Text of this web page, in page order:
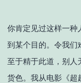
你肯定见过这样一种
到某个目的。令我们
至于精于此道，别人
货色。我从电影《